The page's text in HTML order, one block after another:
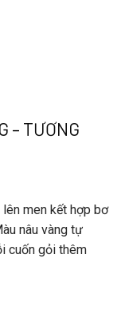
– TƯƠNG
men kết hợp bơ
nâu vàng tự
cuốn gỏi thêm